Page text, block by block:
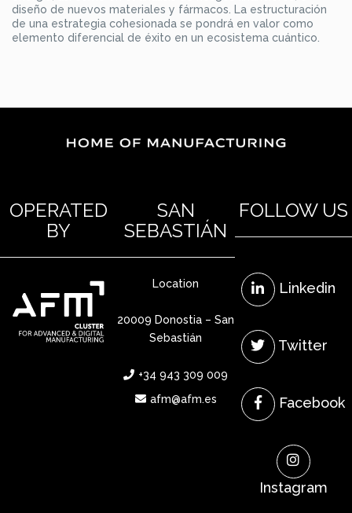
diseño de nuevos materiales y fármacos. La estructuración
de una estrategia cohesionada se pondrá en valor como
elemento diferencial de éxito en un ecosistema cuántico.
OPERATED
BY
SAN
SEBASTIÁN
Location
20009 Donostia – San
Sebastián
+34 943 309 009
afm@afm.es
FOLLOW US
Linkedin
Twitter
Facebook
Instagram